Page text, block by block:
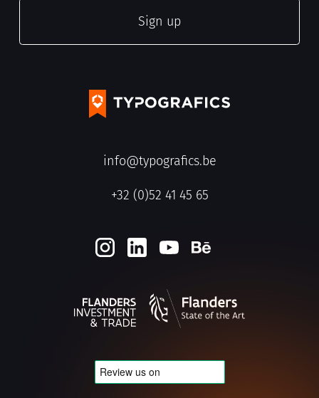
info@typografics.be
+32 (0)52 41 45 65